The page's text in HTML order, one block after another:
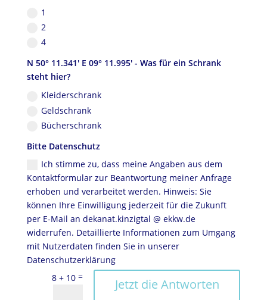
1
2
4
N 50° 11.341' E 09° 11.995' - Was für ein Schrank
steht hier?
Kleiderschrank
Geldschrank
Bücherschrank
Bitte Datenschutz
Ich stimme zu, dass meine Angaben aus dem
Kontaktformular zur Beantwortung meiner Anfrage
erhoben und verarbeitet werden. Hinweis: Sie
können Ihre Einwilligung jederzeit für die Zukunft
per E-Mail an dekanat.kinzigtal @ ekkw.de
widerrufen. Detaillierte Informationen zum Umgang
mit Nutzerdaten finden Sie in unserer
Datenschutzerklärung
8 + 10 =
Jetzt die Antworten